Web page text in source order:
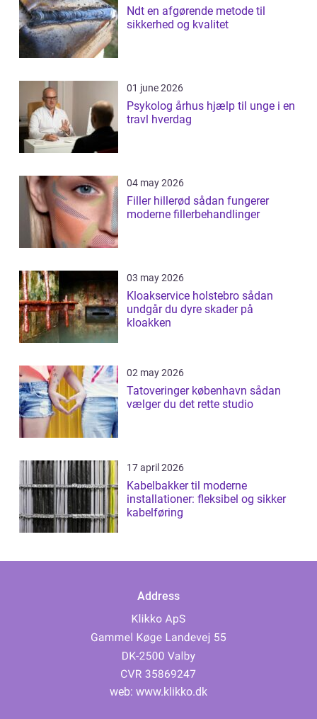
Ndt en afgørende metode til
sikkerhed og kvalitet
01 june 2026
Psykolog århus hjælp til unge i en
travl hverdag
04 may 2026
Filler hillerød sådan fungerer
moderne fillerbehandlinger
03 may 2026
Kloakservice holstebro sådan
undgår du dyre skader på
kloakken
02 may 2026
Tatoveringer københavn sådan
vælger du det rette studio
17 april 2026
Kabelbakker til moderne
installationer: fleksibel og sikker
kabelføring
Address
web: www.klikko.dk